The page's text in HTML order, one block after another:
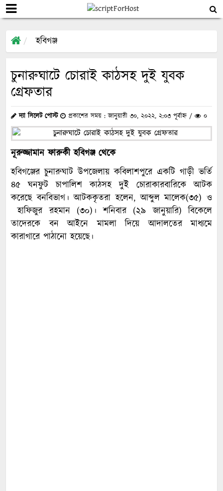
হবিগঞ্জ
চুনারুঘাটে চোরাই কাঠসহ দুই যুবক
গ্রেফতার
দ্যা সিলেট পোস্ট প্রকাশের সময় : জানুয়ারী ৩০, ২০২২, ২:০৩ পূর্বাহ্ন / ০
নূরুজ্জামান ফারুকী হবিগঞ্জ থেকে
হবিগঞ্জের চুনারুঘাট উপজেলায় কবিলাশপুরে একটি গাড়ী ভর্তি
৪৫ ঘনফুট চাপালিশ কাঠসহ দুই চোরাকারবারিকে আটক
করেছে বনবিভাগ। আটককৃতরা হলেন, আব্দুল মালেক(৩৫) ও
হাফিজুর রহমান (৩০)। শনিবার (২৯ জানুয়ারি) বিকেলে
তাদেরকে বন আইনে মামলা দিয়ে আদালতের মাধ্যমে
কারাগারে পাঠানো হয়েছে।